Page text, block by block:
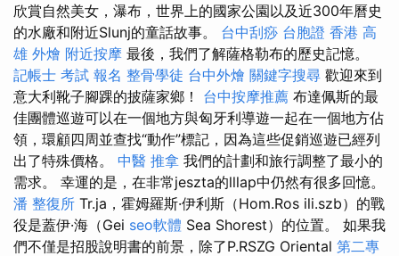
欣賞自然美女，瀑布，世界上的國家公園以及近300年曆史
的水廠和附近Slunj的童話故事。 台中刮痧 台胞證 香港 高
雄 外燴 附近按摩 最後，我們了解薩格勒布的歷史記憶。
記帳士 考試 報名 整骨學徒 台中外燴 關鍵字搜尋 歡迎來到
意大利靴子腳踝的披薩家鄉！ 台中按摩推薦 布達佩斯的最
佳團體巡遊可以在一個地方與匈牙利導遊一起在一個地方佔
領，環顧四周並查找“動作”標記，因為這些促銷巡遊已經列
出了特殊價格。 中醫 推拿 我們的計劃和旅行調整了最小的
需求。 幸運的是，在非常jeszta的lllap中仍然有很多回憶。
潘 整復所 Tr.ja，霍姆羅斯·伊利斯（Hom.Ros ili.szb）的戰
役是蓋伊·海（Gei seo軟體 Sea Shorest）的位置。 如果我
們不僅是招股說明書的前景，除了P.RSZG Oriental 第二專